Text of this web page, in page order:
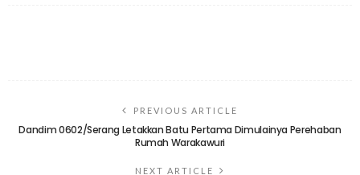
PREVIOUS ARTICLE
Dandim 0602/Serang Letakkan Batu Pertama Dimulainya Perehaban
Rumah Warakawuri
NEXT ARTICLE